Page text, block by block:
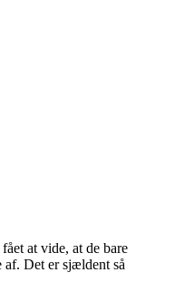
at vide, at de bare
af. Det er sjældent så